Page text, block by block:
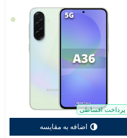
پرداخت اقساطی
اضافه به مقایسه